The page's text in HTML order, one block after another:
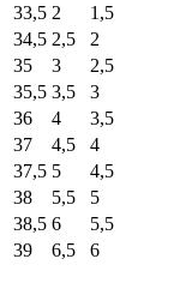
33,5 2
1,5
34,5 2,5
2
35
3
2,5
35,5 3,5
3
36
4
3,5
37
4,5
4
37,5 5
4,5
38
5,5
5
38,5 6
5,5
39
6,5 6